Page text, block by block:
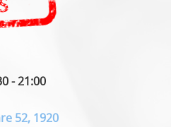
- 21:00
52, 1920